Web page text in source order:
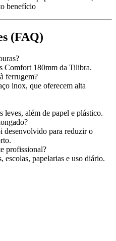
benefício
(FAQ)
Comfort 180mm da Tilibra.
ferrugem?
inox, que oferecem alta
leves, além de papel e plástico.
desenvolvido para reduzir o
profissional?
escolas, papelarias e uso diário.